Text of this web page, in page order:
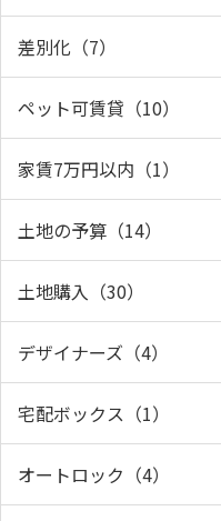
差別化（7）
ペット可賃貸（10）
家賃7万円以内（1）
土地の予算（14）
土地購入（30）
デザイナーズ（4）
宅配ボックス（1）
オートロック（4）